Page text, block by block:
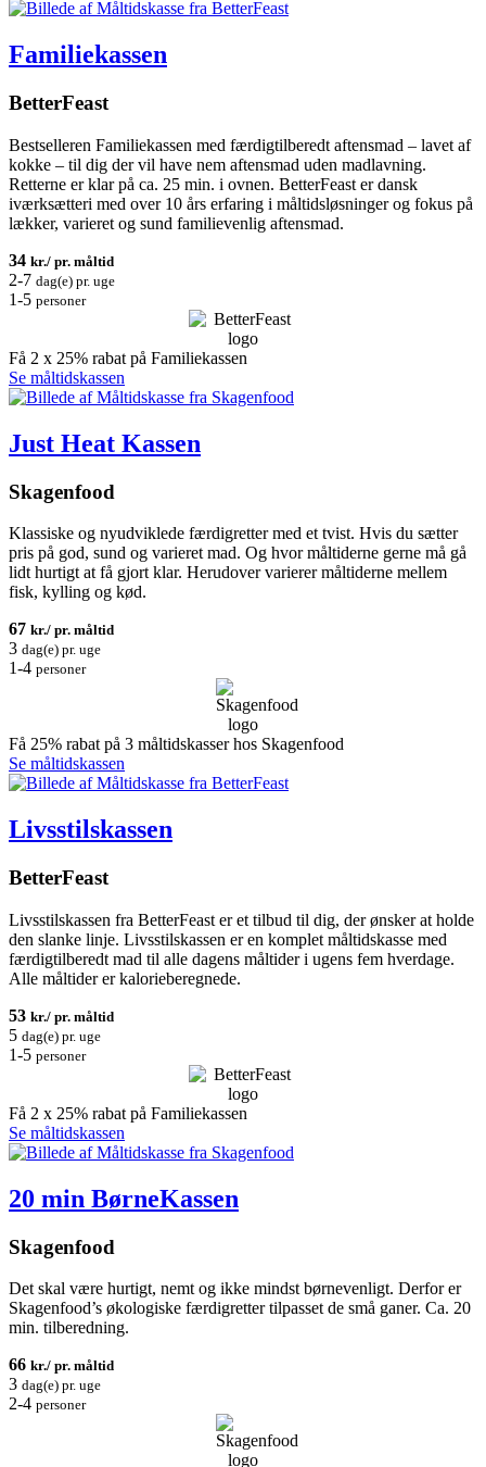
Familiekassen
BetterFeast
Bestselleren Familiekassen med færdigtilberedt aftensmad – lavet af
kokke – til dig der vil have nem aftensmad uden madlavning.
Retterne er klar på ca. 25 min. i ovnen. BetterFeast er dansk
iværksætteri med over 10 års erfaring i måltidsløsninger og fokus på
lækker, varieret og sund familievenlig aftensmad.
34 kr./ pr. måltid
2-7 dag(e) pr. uge
1-5 personer
Få 2 x 25% rabat på Familiekassen
Se måltidskassen
Just Heat Kassen
Skagenfood
Klassiske og nyudviklede færdigretter med et tvist. Hvis du sætter
pris på god, sund og varieret mad. Og hvor måltiderne gerne må gå
lidt hurtigt at få gjort klar. Herudover varierer måltiderne mellem
fisk, kylling og kød.
67 kr./ pr. måltid
3 dag(e) pr. uge
1-4 personer
Få 25% rabat på 3 måltidskasser hos Skagenfood
Se måltidskassen
Livsstilskassen
BetterFeast
Livsstilskassen fra BetterFeast er et tilbud til dig, der ønsker at holde
den slanke linje. Livsstilskassen er en komplet måltidskasse med
færdigtilberedt mad til alle dagens måltider i ugens fem hverdage.
Alle måltider er kalorieberegnede.
53 kr./ pr. måltid
5 dag(e) pr. uge
1-5 personer
Få 2 x 25% rabat på Familiekassen
Se måltidskassen
20 min BørneKassen
Skagenfood
Det skal være hurtigt, nemt og ikke mindst børnevenligt. Derfor er
Skagenfood’s økologiske færdigretter tilpasset de små ganer. Ca. 20
min. tilberedning.
66 kr./ pr. måltid
3 dag(e) pr. uge
2-4 personer